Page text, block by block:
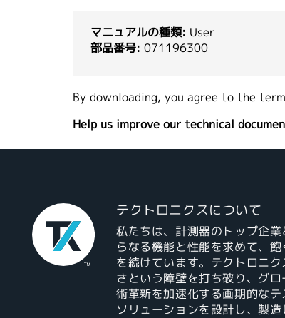
マニュアルの種類: User
部品番号: 071196300
By downloading, you agree to the
Help us improve our technical
テクトロニクスについて
私たちは、計測器のトップ企
らなる機能と性能を求めて、
を続けています。テクトロニ
さという障壁を打ち破り、グ
術革新を加速化する画期的な
ソリューションを設計し、製造